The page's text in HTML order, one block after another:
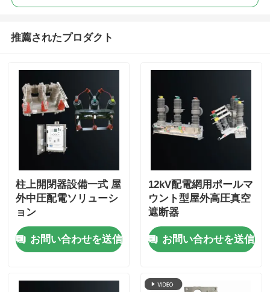
固体絶縁開閉装置
リングメインスイッチギア
箱のタイプ サブステーション
ケーブル分岐箱
金属閉鎖開閉装置
推薦されたプロダクト
柱上開閉器設備一式 屋
外中圧配電ソリューシ
ョン
お問い合わせを送信
12kV配電網用ポールマ
ウント型屋外高圧真空
遮断器
お問い合わせを送信